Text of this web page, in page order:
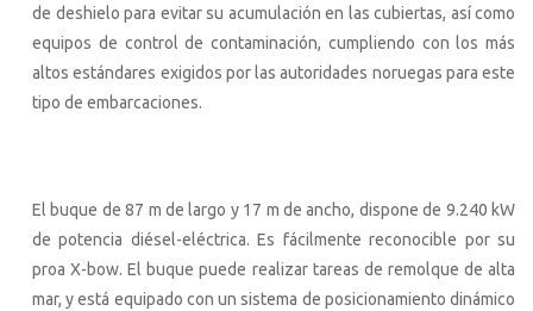
de deshielo para evitar su acumulación en las cubiertas, así como
equipos de control de contaminación, cumpliendo con los más
altos estándares exigidos por las autoridades noruegas para este
tipo de embarcaciones.
El buque de 87 m de largo y 17 m de ancho, dispone de 9.240 kW
de potencia diésel-eléctrica. Es fácilmente reconocible por su
proa X-bow. El buque puede realizar tareas de remolque de alta
mar, y está equipado con un sistema de posicionamiento dinámico